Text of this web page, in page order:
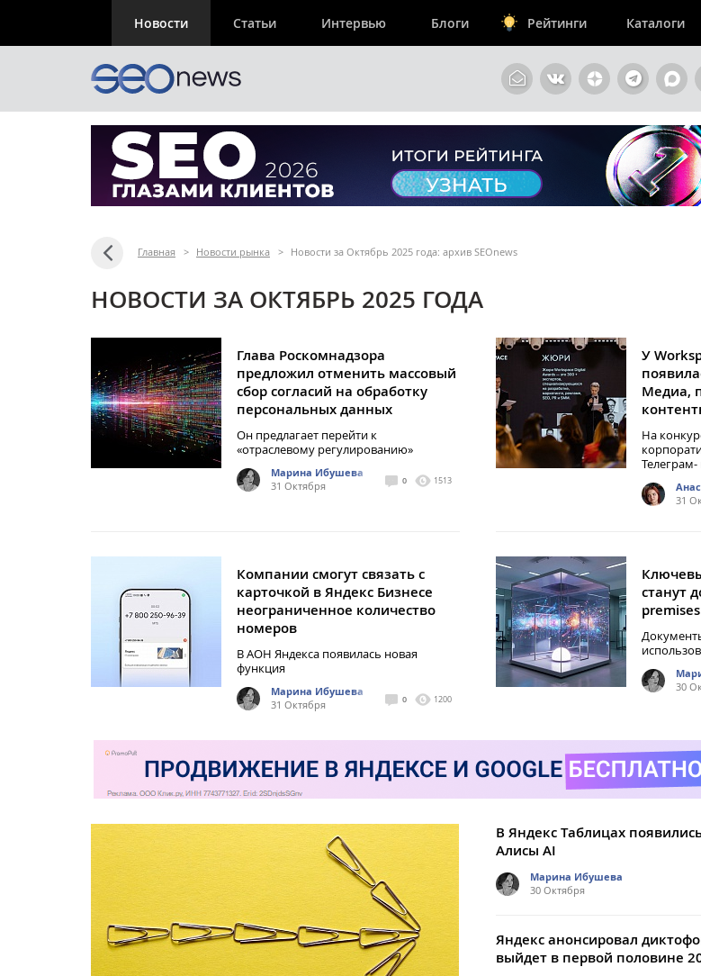
Новости Статьи Интервью Блоги Рейтинги Каталоги
Главная > Новости рынка > Новости за Октябрь 2025 года: архив SEOnews
НОВОСТИ ЗА ОКТЯБРЬ 2025 ГОДА
Глава Роскомнадзора
предложил отменить массовый
сбор согласий на обработку
персональных данных
Он предлагает перейти к
«отраслевому регулированию»
Марина Ибушева
31 Октября
0 1513
У
Медиа,
На
31
Компании смогут связать с
карточкой в Яндекс Бизнесе
неограниченное количество
номеров
В АОН Яндекса появилась новая
функция
Марина Ибушева
31 Октября
0 1200
станут
premises
30
В Яндекс Таблицах
Алисы AI
Марина Ибушева
30 Октября
Яндекс анонсировал
выйдет в первой половине